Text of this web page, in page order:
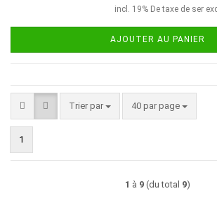
incl. 19% De taxe de ser
AJOUTER AU PANIER
Trier par
Trier par 40 par page
par page
1
1 à 9(du total 9)